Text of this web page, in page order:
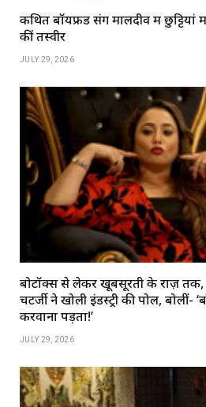
कथित बॉयफ्रेंड संग मालदीव में छुट्टियां
कीं तस्वीरें
JULY 29, 2026
बोटॉक्स से लेकर खूबसूरती के राज़ तक,
चटर्जी ने खोली इंडस्ट्री की पोल, बोलीं-
करवाना पड़ता!’
JULY 29, 2026